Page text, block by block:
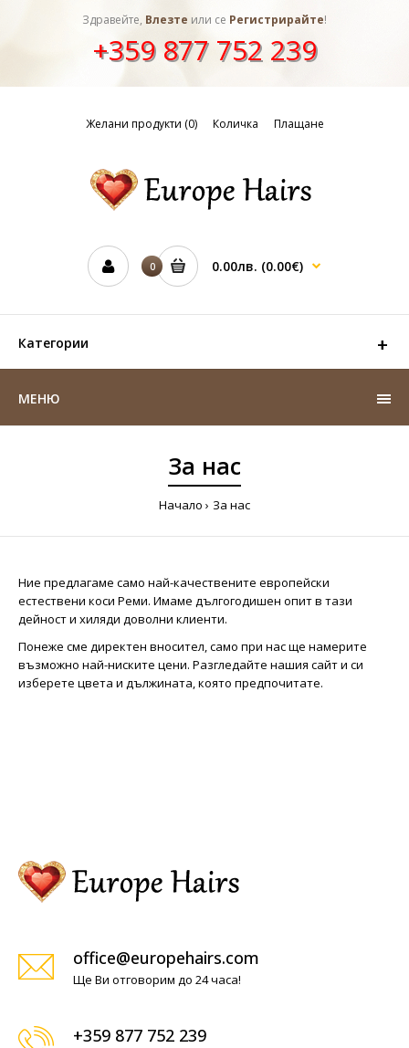
Здравейте, Влезте или се Регистрирайте!
+359 877 752 239
Желани продукти (0) Количка Плащане
0 0.00лв. (0.00€)
Категории
МЕНЮ
За нас
Начало За нас
Ние предлагаме само най-качествените европейски
естествени коси Реми. Имаме дългогодишен опит в тази
дейност и хиляди доволни клиенти.
Понеже сме директен вносител, само при нас ще намерите
възможно най-ниските цени. Разгледайте нашия сайт и си
изберете цвета и дължината, която предпочитате.
office@europehairs.com
Ще Ви отговорим до 24 часа!
+359 877 752 239